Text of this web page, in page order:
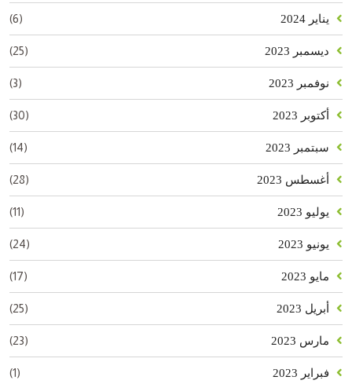
يناير 2024 (6)
ديسمبر 2023 (25)
نوفمبر 2023 (3)
أكتوبر 2023 (30)
سبتمبر 2023 (14)
أغسطس 2023 (28)
يوليو 2023 (11)
يونيو 2023 (24)
مايو 2023 (17)
أبريل 2023 (25)
مارس 2023 (23)
فبراير 2023 (1)